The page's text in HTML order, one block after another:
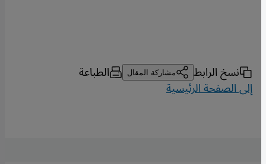
نسخ الرابط مشاركة المقال الطباعة
إلى الصفحة الرئيسية